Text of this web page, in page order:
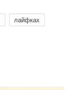
лайфках